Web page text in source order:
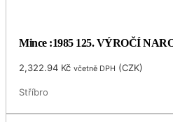
Mince :1985 125. VÝROČÍ
2,322.94 Kč včetně DPH (CZK)
Stříbro